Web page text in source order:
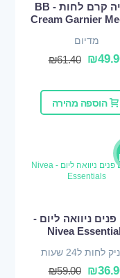
גרנייה קרם לחות - BB
Cream Garnier
מדיום
₪
₪61.40
הוספה מהירה
ניוואה ליום -
Nivea
לחות ל24 שעות
₪
₪59.00